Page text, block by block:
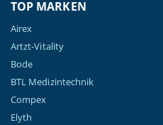
TOP MARKEN
Airex
Artzt-Vitality
Bode
BTL Medizintechnik
Compex
Elyth